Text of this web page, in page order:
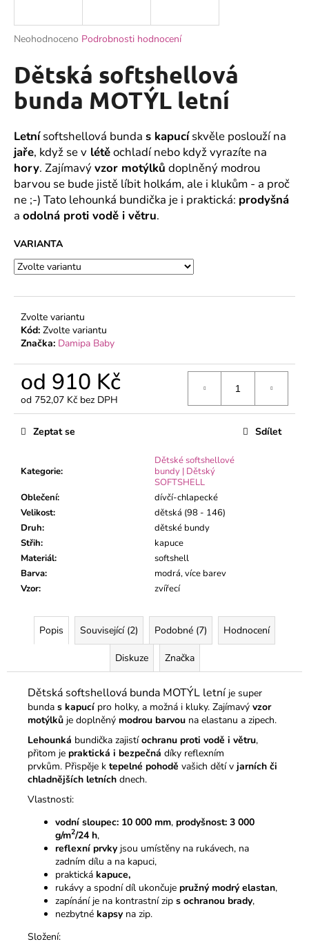
Průměrné
produktu
je
0,0
hvězdiček.
Neohodnoceno Podrobnosti hodnocení
Dětská softshellová
bunda MOTÝL letní
Letnísoftshellová bunda s kapucískvěle poslouží na
jaře, když se v létěochladí nebo když vyrazíte na
hory. Zajímavývzor motýlků doplněný modrou
barvou se bude jistě líbit holkám, ale i klukům - a proč
ne ;-) Tato lehounká bundička je i praktická: prodyšná
a odolná proti vodě i větru.
VARIANTA
Zvolte variantu
Kód: Zvolte variantu
Značka: Damipa Baby
od 910 Kč
od 752,07 Kč bez DPH
Měrná
cena:
Kategorie:
Dětské softshellové
bundy | Dětský
SOFTSHELL
Oblečení:
dívčí-chlapecké
Velikost:
dětská (98 - 146)
Druh:
dětské bundy
Střih:
kapuce
Materiál:
softshell
Barva:
modrá, více barev
Vzor: zvířecí
Zeptat se Sdílet
Popis Související (2) Podobné (7) Hodnocení
Diskuze Značka
Dětská softshellová bunda MOTÝL letní je super
bunda s kapucí pro holky, a možná i kluky. Zajímavý vzor
motýlků je doplněný modrou barvou na elastanu a zipech.
Lehounká bundička zajistíochranu proti vodě i větru,
přitom je praktická i bezpečná díky reflexním
prvkům. Přispěje k tepelné pohodě vašich dětí v jarních či
chladnějších letních dnech.
Vlastnosti:
vodní sloupec: 10 000 mm, prodyšnost: 3 000
g/m2/24 h,
reflexní prvky jsou umístěny na rukávech, na
zadním dílu a na kapuci,
praktická kapuce,
rukávy a spodní díl ukončuje pružný modrý elastan,
zapínání je na kontrastní zip s ochranou brady,
nezbytné kapsy na zip.
Složení:
j
t
?
HLEDAT
D
o
p
o
u
u
e
KOJENECKÉ
POLODUPAČKY
Kč